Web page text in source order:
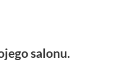
salonu.